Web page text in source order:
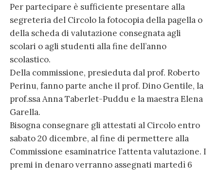
Per partecipare è sufficiente presentare alla
segreteria del Circolo la fotocopia della pagella o
della scheda di valutazione consegnata agli
scolari o agli studenti alla fine dell’anno
scolastico.
Della commissione, presieduta dal prof. Roberto
Perinu, fanno parte anche il prof. Dino Gentile, la
prof.ssa Anna Taberlet-Puddu e la maestra Elena
Garella.
Bisogna consegnare gli attestati al Circolo entro
sabato 20 dicembre, al fine di permettere alla
Commissione esaminatrice l’attenta valutazione. I
premi in denaro verranno assegnati martedì 6